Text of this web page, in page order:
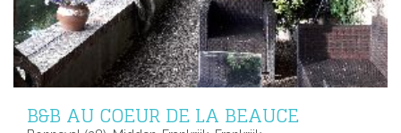
B&B AU COEUR DE LA BEAUCE